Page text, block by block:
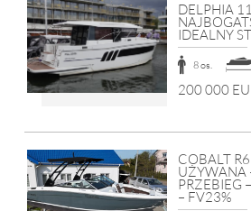
DELPHIA
IDEALNY
8 os.
200 000
COBALT
UŻYWANA
PRZEBIEG
– FV23%